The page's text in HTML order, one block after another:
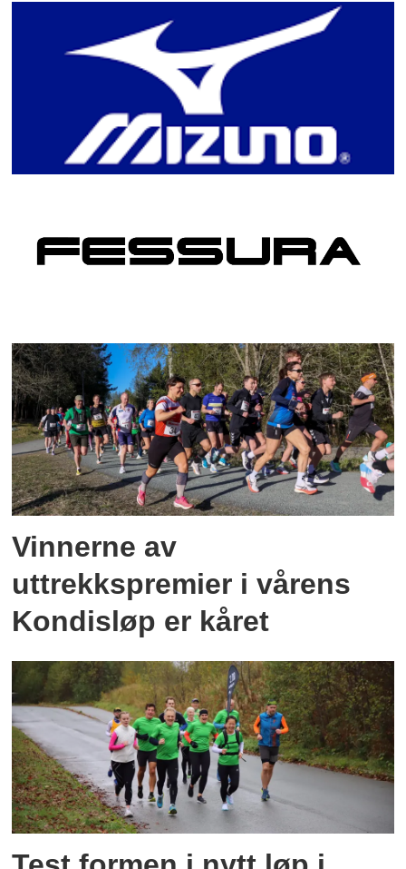
Vinnerne av
uttrekkspremier i vårens
Kondisløp er kåret